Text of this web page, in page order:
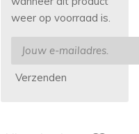
weer op voorraad is.
Verzenden